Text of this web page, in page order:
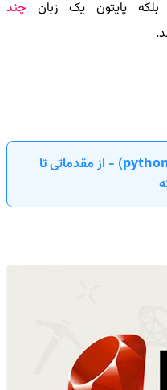
پایتون یک زبان چند
پایتون (python) - از مقدماتی تا